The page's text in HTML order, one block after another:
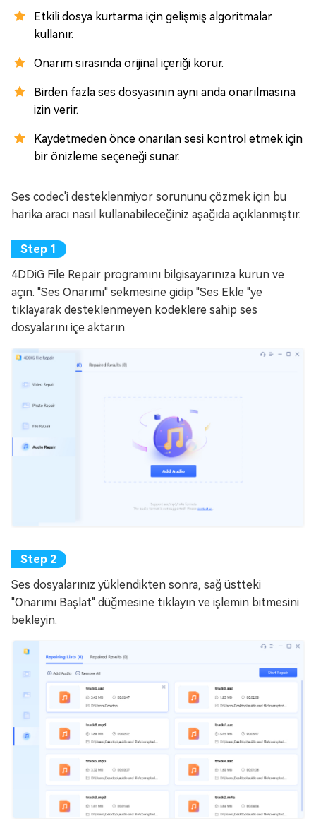
Etkili dosya kurtarma için gelişmiş algoritmalar
kullanır.
Onarım sırasında orijinal içeriği korur.
Birden fazla ses dosyasının aynı anda onarılmasına
izin verir.
Kaydetmeden önce onarılan sesi kontrol etmek için
bir önizleme seçeneği sunar.
Ses codec'i desteklenmiyor sorununu çözmek için bu
harika aracı nasıl kullanabileceğiniz aşağıda açıklanmıştır.
4DDiG File Repair programını bilgisayarınıza kurun ve
açın. "Ses Onarımı" sekmesine gidip "Ses Ekle "ye
tıklayarak desteklenmeyen kodeklere sahip ses
dosyalarını içe aktarın.
Ses dosyalarınız yüklendikten sonra, sağ üstteki
"Onarımı Başlat" düğmesine tıklayın ve işlemin bitmesini
bekleyin.